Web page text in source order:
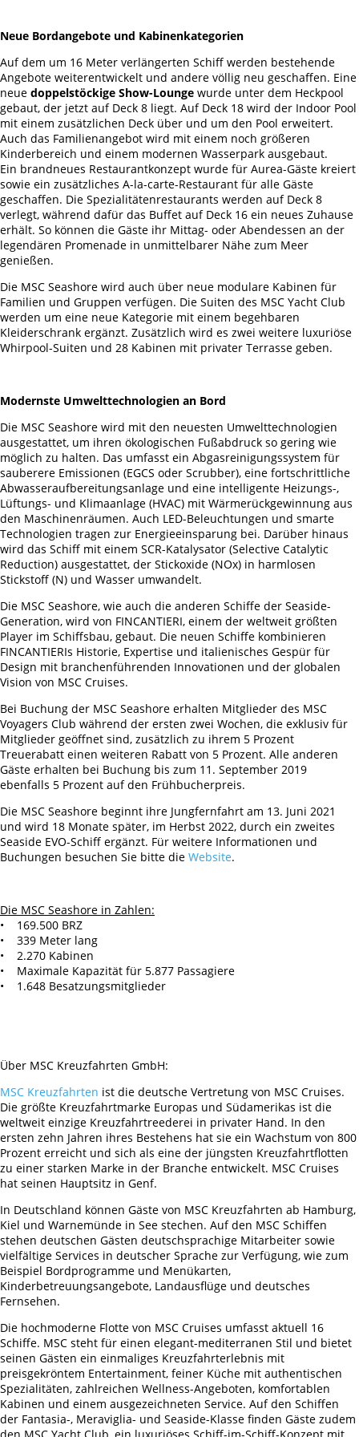
Neue Bordangebote und Kabinenkategorien
Auf dem um 16 Meter verlängerten Schiff werden bestehende
Angebote weiterentwickelt und andere völlig neu geschaffen. Eine
neue doppelstöckige Show-Lounge wurde unter dem Heckpool
gebaut, der jetzt auf Deck 8 liegt. Auf Deck 18 wird der Indoor Pool
mit einem zusätzlichen Deck über und um den Pool erweitert.
Auch das Familienangebot wird mit einem noch größeren
Kinderbereich und einem modernen Wasserpark ausgebaut.
Ein brandneues Restaurantkonzept wurde für Aurea-Gäste kreiert
sowie ein zusätzliches A-la-carte-Restaurant für alle Gäste
geschaffen. Die Spezialitätenrestaurants werden auf Deck 8
verlegt, während dafür das Buffet auf Deck 16 ein neues Zuhause
erhält. So können die Gäste ihr Mittag- oder Abendessen an der
legendären Promenade in unmittelbarer Nähe zum Meer
genießen.
Die MSC Seashore wird auch über neue modulare Kabinen für
Familien und Gruppen verfügen. Die Suiten des MSC Yacht Club
werden um eine neue Kategorie mit einem begehbaren
Kleiderschrank ergänzt. Zusätzlich wird es zwei weitere luxuriöse
Whirpool-Suiten und 28 Kabinen mit privater Terrasse geben.
Modernste Umwelttechnologien an Bord
Die MSC Seashore wird mit den neuesten Umwelttechnologien
ausgestattet, um ihren ökologischen Fußabdruck so gering wie
möglich zu halten. Das umfasst ein Abgasreinigungssystem für
sauberere Emissionen (EGCS oder Scrubber), eine fortschrittliche
Abwasseraufbereitungsanlage und eine intelligente Heizungs-,
Lüftungs- und Klimaanlage (HVAC) mit Wärmerückgewinnung aus
den Maschinenräumen. Auch LED-Beleuchtungen und smarte
Technologien tragen zur Energieeinsparung bei. Darüber hinaus
wird das Schiff mit einem SCR-Katalysator (Selective Catalytic
Reduction) ausgestattet, der Stickoxide (NOx) in harmlosen
Stickstoff (N) und Wasser umwandelt.
Die MSC Seashore, wie auch die anderen Schiffe der Seaside-
Generation, wird von FINCANTIERI, einem der weltweit größten
Player im Schiffsbau, gebaut. Die neuen Schiffe kombinieren
FINCANTIERIs Historie, Expertise und italienisches Gespür für
Design mit branchenführenden Innovationen und der globalen
Vision von MSC Cruises.
Bei Buchung der MSC Seashore erhalten Mitglieder des MSC
Voyagers Club während der ersten zwei Wochen, die exklusiv für
Mitglieder geöffnet sind, zusätzlich zu ihrem 5 Prozent
Treuerabatt einen weiteren Rabatt von 5 Prozent. Alle anderen
Gäste erhalten bei Buchung bis zum 11. September 2019
ebenfalls 5 Prozent auf den Frühbucherpreis.
Die MSC Seashore beginnt ihre Jungfernfahrt am 13. Juni 2021
und wird 18 Monate später, im Herbst 2022, durch ein zweites
Seaside EVO-Schiff ergänzt. Für weitere Informationen und
Buchungen besuchen Sie bitte die Website.
Die MSC Seashore in Zahlen:
• 169.500 BRZ
• 339 Meter lang
• 2.270 Kabinen
• Maximale Kapazität für 5.877 Passagiere
• 1.648 Besatzungsmitglieder
Über MSC Kreuzfahrten GmbH:
MSC Kreuzfahrten ist die deutsche Vertretung von MSC Cruises.
Die größte Kreuzfahrtmarke Europas und Südamerikas ist die
weltweit einzige Kreuzfahrtreederei in privater Hand. In den
ersten zehn Jahren ihres Bestehens hat sie ein Wachstum von 800
Prozent erreicht und sich als eine der jüngsten Kreuzfahrtflotten
zu einer starken Marke in der Branche entwickelt. MSC Cruises
hat seinen Hauptsitz in Genf.
In Deutschland können Gäste von MSC Kreuzfahrten ab Hamburg,
Kiel und Warnemünde in See stechen. Auf den MSC Schiffen
stehen deutschen Gästen deutschsprachige Mitarbeiter sowie
vielfältige Services in deutscher Sprache zur Verfügung, wie zum
Beispiel Bordprogramme und Menükarten,
Kinderbetreuungsangebote, Landausflüge und deutsches
Fernsehen.
Die hochmoderne Flotte von MSC Cruises umfasst aktuell 16
Schiffe. MSC steht für einen elegant-mediterranen Stil und bietet
seinen Gästen ein einmaliges Kreuzfahrterlebnis mit
preisgekröntem Entertainment, feiner Küche mit authentischen
Spezialitäten, zahlreichen Wellness-Angeboten, komfortablen
Kabinen und einem ausgezeichneten Service. Auf den Schiffen
der Fantasia-, Meraviglia- und Seaside-Klasse finden Gäste zudem